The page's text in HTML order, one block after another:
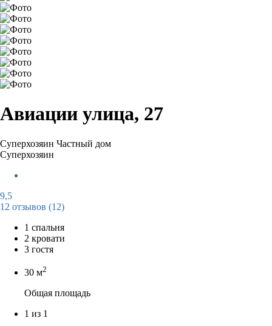
Авиации улица, 27
Суперхозяин Частный дом
Суперхозяин
9,5
12 отзывов (12)
1 спальня
2 кровати
3 гостя
30 м2
Общая площадь
1 из 1